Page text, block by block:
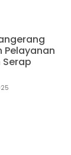
Pelayanan